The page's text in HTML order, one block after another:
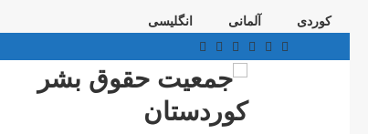
کوردی آلمانی
انگلیسی
Facebook
Twitter
Instagram
Youtube
Email